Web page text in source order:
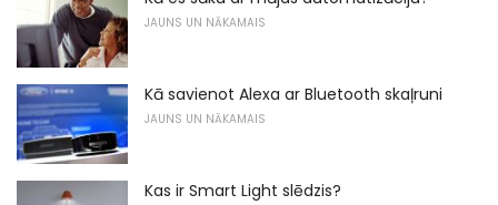
JAUNS UN NĀKAMAIS
Kā savienot Alexa ar Bluetooth skaļruni
JAUNS UN NĀKAMAIS
Kas ir Smart Light slēdzis?